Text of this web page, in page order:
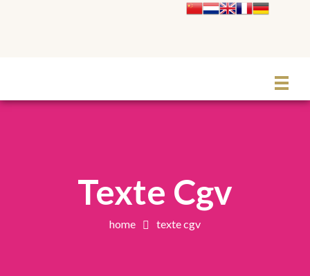
home texte cgv
Texte Cgv